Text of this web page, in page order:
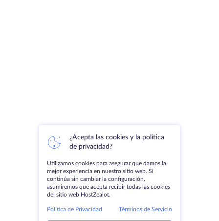
¿Acepta las cookies y la política
de privacidad?
Utilizamos cookies para asegurar que damos la
mejor experiencia en nuestro sitio web. Si
continúa sin cambiar la configuración,
asumiremos que acepta recibir todas las cookies
del sitio web HostZealot.
Política de Privacidad Términos de Servicio